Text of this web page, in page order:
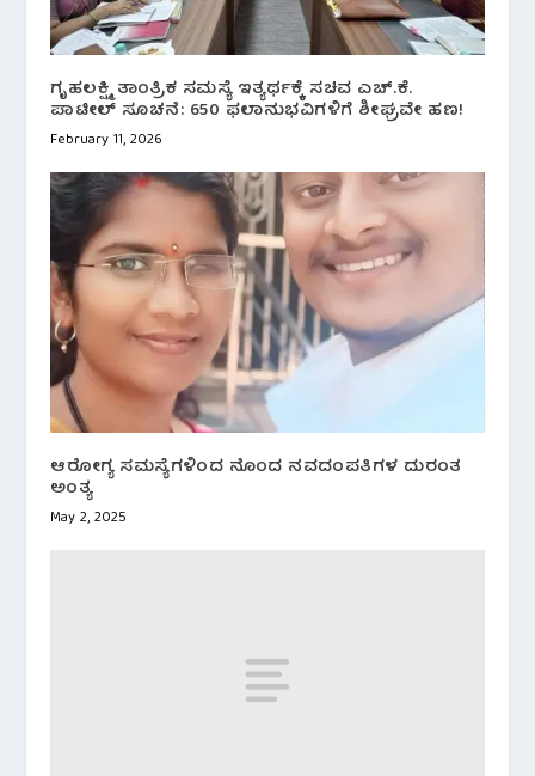
ಗೃಹಲಕ್ಷ್ಮಿ ತಾಂತ್ರಿಕ ಸಮಸ್ಯೆ ಇತ್ಯರ್ಥಕ್ಕೆ ಸಚಿವ ಎಚ್.ಕೆ.
ಪಾಟೀಲ್ ಸೂಚನೆ: 650 ಫಲಾನುಭವಿಗಳಿಗೆ ಶೀಘ್ರವೇ ಹಣ!
February 11, 2026
ಆರೋಗ್ಯ ಸಮಸ್ಯೆಗಳಿಂದ ನೊಂದ ನವದಂಪತಿಗಳ ದುರಂತ
ಅಂತ್ಯ
May 2, 2025